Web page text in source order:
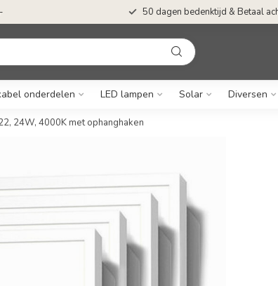
50 dagen bedenktijd & Betaal
onderdelen LED lampen Solar Diversen
24W, 4000K met ophanghaken